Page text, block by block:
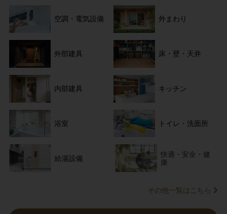
空調・電気設備 外まわり
外部建具 床・壁・天井
内部建具 キッチン
浴室 トイレ・洗面所
給湯設備
快適・安全・健
康
その他一覧はこちら